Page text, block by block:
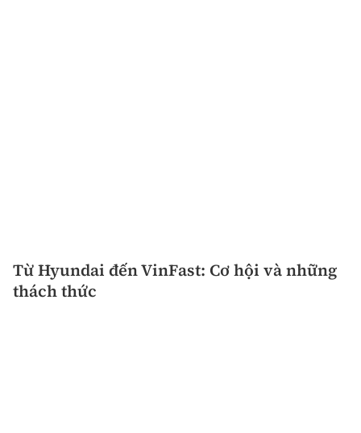
Từ Hyundai đến VinFast: Cơ hội và những
thách thức